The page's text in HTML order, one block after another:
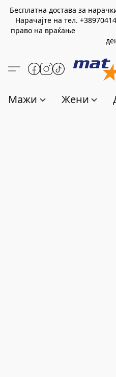
Бесплатна достава за
Нарачајте на тел. +389
право на враќање
Мажи Жени